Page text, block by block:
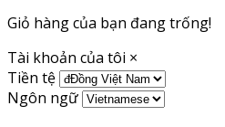
Giỏ hàng của bạn đang trống!
Tài khoản của tôi ×
Tiền tệ
Ngôn ngữ